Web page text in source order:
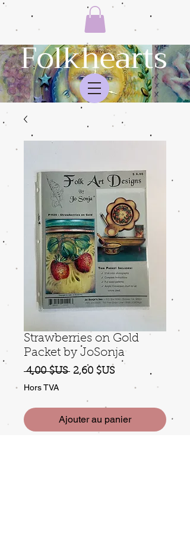
Folkhearts
Strawberries on Gold
Packet by JoSonja
4,00 $US Prix
2,60 $USPrix
Hors TVA
Ajouter au panier